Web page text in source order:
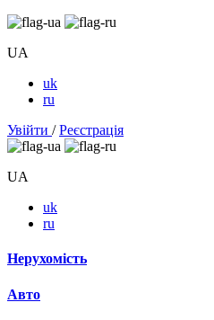
UA
uk
ru
Увійти / Реєстрація
UA
uk
ru
Нерухомість
Авто